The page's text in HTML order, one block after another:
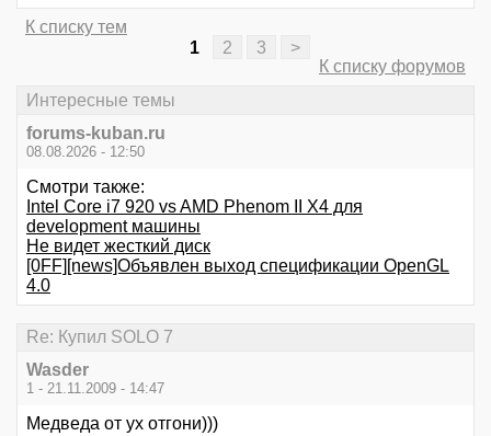
К списку тем
1
2 3
>
К списку форумов
Интересные темы
forums-kuban.ru
08.08.2026 - 12:50
Смотри также:
Intel Core i7 920 vs AMD Phenom II X4 для
development машины
Не видет жесткий диск
[0FF][news]Объявлен выход спецификации OpenGL
4.0
Re: Купил SOLO 7
Wasder
1 - 21.11.2009 - 14:47
Медведа от ух отгони)))